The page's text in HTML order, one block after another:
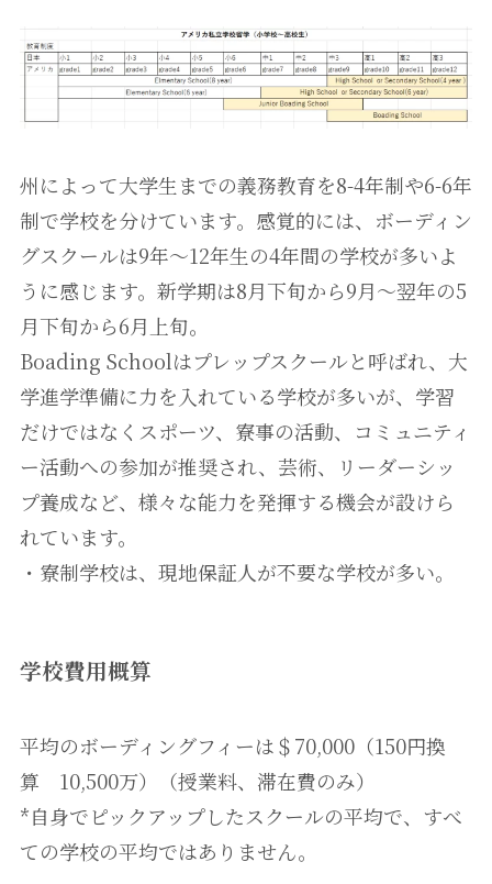
州によって大学生までの義務教育を8-4年制や6-6年
制で学校を分けています。感覚的には、ボーディン
グスクールは9年～12年生の4年間の学校が多いよ
うに感じます。新学期は8月下旬から9月～翌年の5
月下旬から6月上旬。
Boading Schoolはプレップスクールと呼ばれ、大
学進学準備に力を入れている学校が多いが、学習
だけではなくスポーツ、寮事の活動、コミュニティ
ー活動への参加が推奨され、芸術、リーダーシッ
プ養成など、様々な能力を発揮する機会が設けら
れています。
・寮制学校は、現地保証人が不要な学校が多い。
学校費用概算
平均のボーディングフィーは＄70,000（150円換
算 10,500万）（授業料、滞在費のみ）
*自身でピックアップしたスクールの平均で、すべ
ての学校の平均ではありません。